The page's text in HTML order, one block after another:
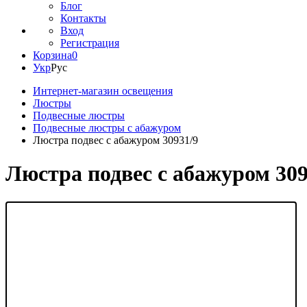
Блог
Контакты
Вход
Регистрация
Корзина0
УкрРус
Интернет-магазин освещения
Люстры
Подвесные люстры
Подвесные люстры с абажуром
Люстра подвес с абажуром 30931/9
Люстра подвес с абажуром